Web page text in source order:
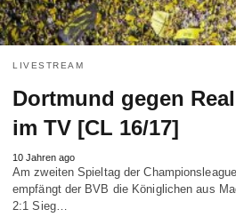
LIVESTREAM
Dortmund gegen
im TV [CL 16/17]
10 Jahren ago
Am zweiten Spieltag der
empfängt der BVB die Königlichen aus
2:1 Sieg…